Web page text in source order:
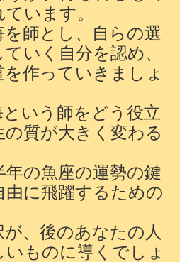
います。
師とし、自らの選
いく自分を認め、
作っていきましょ
いう師をどう役立
質が大きく変わる
年の魚座の運勢の鍵
由に飛躍するための
、後のあなたの人
ものに導くでしょ